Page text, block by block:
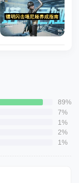
89%
7%
1%
2%
1%